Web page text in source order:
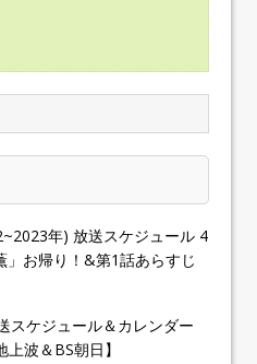
年) 放送スケジュール 4
」お帰り！&第1話あらすじ
スケジュール＆カレンダー
波＆BS朝日】